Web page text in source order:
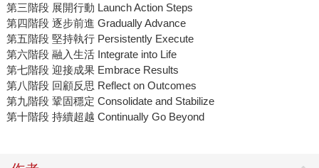
第三階段 展開行動 Launch Action Steps
第四階段 逐步前進 Gradually Advance
第五階段 堅持執行 Persistently Execute
第六階段 融入生活 Integrate into Life
第七階段 迎接成果 Embrace Results
第八階段 回顧反思 Reflect on Outcomes
第九階段 鞏固穩定 Consolidate and Stabilize
第十階段 持續超越 Continually Go Beyond